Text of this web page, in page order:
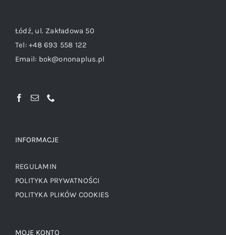
Łódź, ul. Zakładowa 50
Tel:+48 693 558 122
Email: bok@ononaplus.pl
INFORMACJE
REGULAMIN
POLITYKA PRYWATNOŚCI
POLITYKA PLIKÓW COOKIES
MOJE KONTO